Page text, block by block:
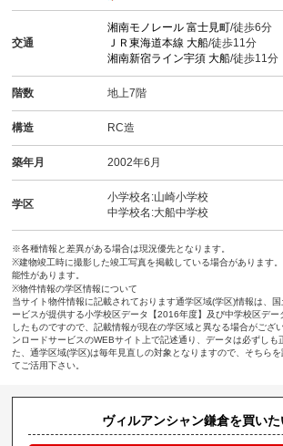
交通
湘南モノレール富士見町/徒歩6分
ＪＲ東海道本線大船/徒歩11分
湘南新宿ライン宇須大船/徒歩11分
階数 地上7階
構造 RC造
築年月 2002年6月
学区
小学校名:山崎小学校
中学校名:大船中学校
※各種情報と差異がある場合は現況優先となります。
※建物竣工時に撮影した竣工写真を掲載している場合があります
能性があります。
※物件情報の学区情報について
当サイト物件情報に記載されております通学区域(学区)情報は、
ービスが提供する小学校区データ【2016年度】及び中学校区デ
したものですので、記載情報が現在の学区域と異なる場合がござ
ンロードサービスのWEBサイト上で記述通り、データは必ずしも
た、通学区域(学区)は毎年見直しの対象となりますので、そちらを
てご活用下さい。
ヴィルアンシャン鎌倉を買い